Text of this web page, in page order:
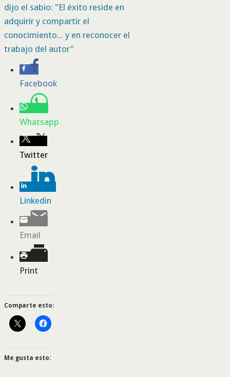
dijo el sabio: "El éxito reside en
adquirir y compartir el
conocimiento... y en reconocer el
trabajo del autor"
Facebook
Whatsapp
Twitter
Linkedin
Email
Print
Comparte esto:
Me gusta esto: